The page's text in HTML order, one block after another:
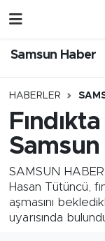
Samsun Haber
HABERLER
Samsun
SAMSUN
Hasan Tütüncü,
aşmasını
uyarısında
Samsun
Samsun
Samsun
SAMSUN
Süper Lig